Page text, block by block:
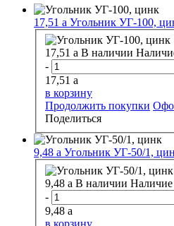
17,51 a Угольник УГ-100,
17,51 a В наличии
-
17,51 a
в корзину
Продолжить покупки
Поделиться
9,48 a Угольник УГ-50/1,
9,48 a В наличии Наличие
-
9,48 a
в корзину